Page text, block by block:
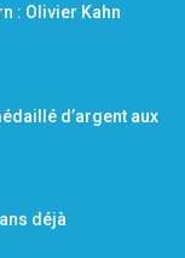
: Olivier Kahn
d’argent aux
déjà